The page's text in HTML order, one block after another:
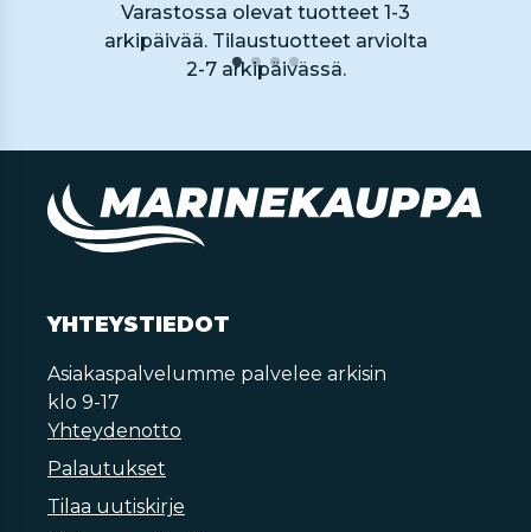
Varastossa olevat tuotteet 1-3
arkipäivää. Tilaustuotteet arviolta
2-7 arkipäivässä.
YHTEYSTIEDOT
Asiakaspalvelumme palvelee arkisin
klo 9-17
Yhteydenotto
Palautukset
Tilaa uutiskirje